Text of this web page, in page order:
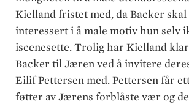
Kielland fristet med, da Backer
interessert i å male motiv hun selv
iscenesette. Trolig har Kielland
Backer til Jæren ved å invitere
Eilif Pettersen med. Pettersen får
føtter av Jærens forblåste vær og